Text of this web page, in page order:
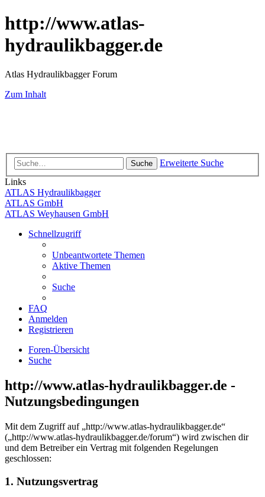
http://www.atlas-
hydraulikbagger.de
Atlas Hydraulikbagger Forum
Zum Inhalt
Suche
Erweiterte Suche
Links
ATLAS Hydraulikbagger
ATLAS GmbH
ATLAS Weyhausen GmbH
Schnellzugriff
Unbeantwortete Themen
Aktive Themen
Suche
FAQ
Anmelden
Registrieren
Foren-Übersicht
Suche
http://www.atlas-hydraulikbagger.de -
Nutzungsbedingungen
Mit dem Zugriff auf „http://www.atlas-hydraulikbagger.de“
(„http://www.atlas-hydraulikbagger.de/forum“) wird zwischen dir
und dem Betreiber ein Vertrag mit folgenden Regelungen
geschlossen:
1. Nutzungsvertrag